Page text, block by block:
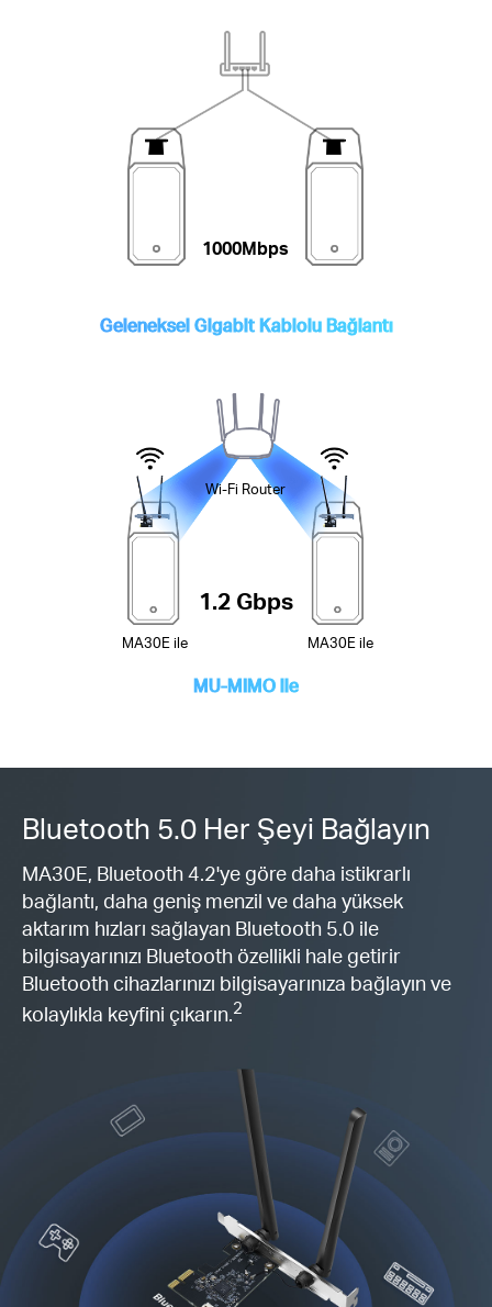
1000Mbps
Geleneksel Gigabit Kablolu Bağlantı
1.2 Gbps
Wi-Fi Router
MA30E ile MA30E ile
MU-MIMO ile
Bluetooth 5.0 Her Şeyi Bağlayın
MA30E, Bluetooth 4.2'ye göre daha istikrarlı
bağlantı, daha geniş menzil ve daha yüksek
aktarım hızları sağlayan Bluetooth 5.0 ile
bilgisayarınızı Bluetooth özellikli hale getirir
Bluetooth cihazlarınızı bilgisayarınıza bağlayın ve
kolaylıkla keyfini çıkarın.2